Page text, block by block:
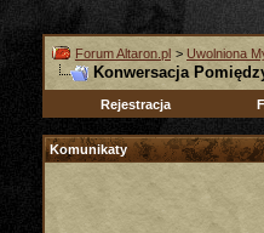
Forum Altaron.pl > Uwolniona
Konwersacja
Rejestracja
Komunikaty